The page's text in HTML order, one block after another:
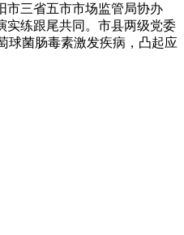
市三省五市市场监管局协办
实练跟尾共同。市县两级党委
球菌肠毒素激发疾病，凸起应